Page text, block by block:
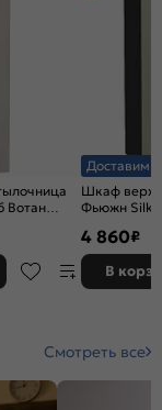
Вотан
Доставим
Шкаф
Фьюжн Silky
4 860₽
В
Смотреть все